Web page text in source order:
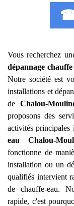
☎
Vous recherchez
dépannage chauffe
Notre société est
installations et
deChalou-
proposons des
activités principales
eau
Chalou-
fonctionne de
installation ou un
qualifiés intervient
de chauffe-eau.
rapide, c'est